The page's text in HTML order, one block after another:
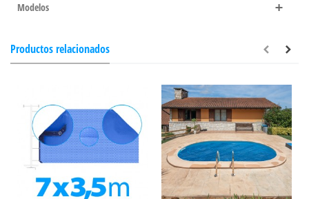
Modelos
Productos relacionados